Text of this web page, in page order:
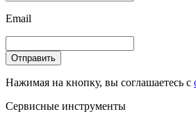
Email
Отправить
Нажимая на кнопку, вы соглашаетесь с
Сервисные инструменты